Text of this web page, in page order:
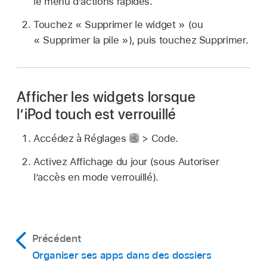
Touchez « Supprimer le widget » (ou
« Supprimer la pile »), puis touchez Supprimer.
Afficher les widgets lorsque
l’iPod touch est verrouillé
Accédez à Réglages
> Code.
Activez Affichage du jour (sous Autoriser
l’accès en mode verrouillé).
Précédent
Organiser ses apps dans des dossiers